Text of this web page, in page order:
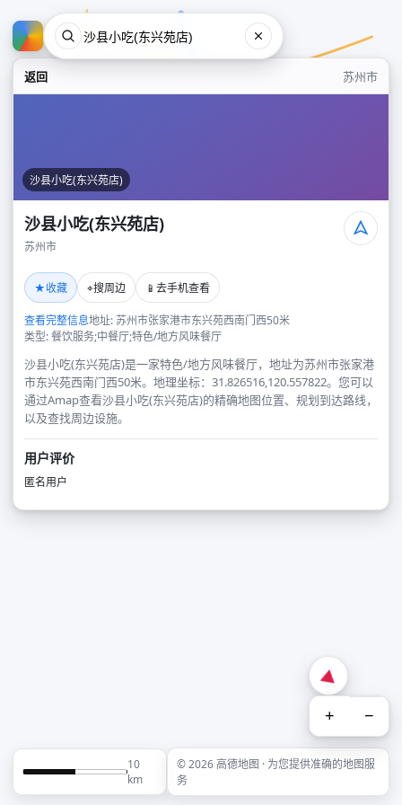
返回 苏州市
沙县小吃(东兴苑店)
沙县小吃(东兴苑店)
苏州市
★收藏 ⌖搜周边 📱 去手机查看
查看完整信息地址: 苏州市张家港市东兴苑西南门西50米
类型: 餐饮服务;中餐厅;特色/地方风味餐厅
沙县小吃(东兴苑店)是一家特色/地方风味餐厅，地址为苏州市张家港
市东兴苑西南门西50米。地理坐标：31.826516,120.557822。您可以
通过Amap查看沙县小吃(东兴苑店)的精确地图位置、规划到达路线，
以及查找周边设施。
用户评价
匿名用户
+ −
10
km
© 2026 高德地图 · 为您提供准确的地图服
务